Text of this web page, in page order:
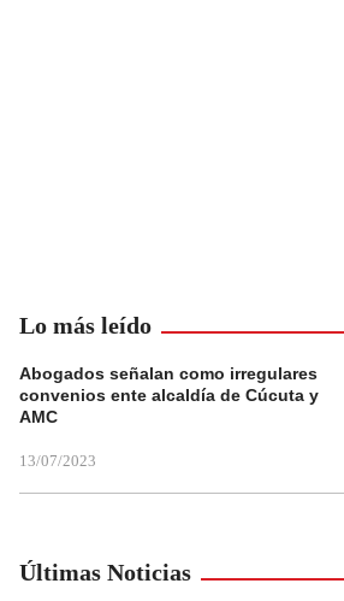
Lo más leído
Abogados señalan como irregulares
convenios ente alcaldía de Cúcuta y
AMC
13/07/2023
Últimas Noticias